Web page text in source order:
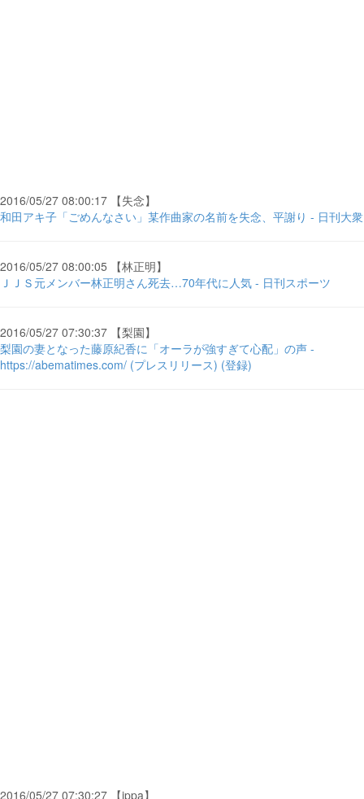
2016/05/27 08:00:17 【失念】
和田アキ子「ごめんなさい」某作曲家の名前を失念、平謝り - 日刊大衆
2016/05/27 08:00:05 【林正明】
ＪＪＳ元メンバー林正明さん死去…70年代に人気 - 日刊スポーツ
2016/05/27 07:30:37 【梨園】
梨園の妻となった藤原紀香に「オーラが強すぎて心配」の声 -
https://abematimes.com/ (プレスリリース) (登録)
2016/05/27 07:30:27 【ippa】